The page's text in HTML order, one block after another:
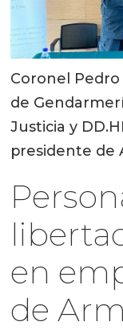
Coronel
de
Justicia y
presidente de
en
de